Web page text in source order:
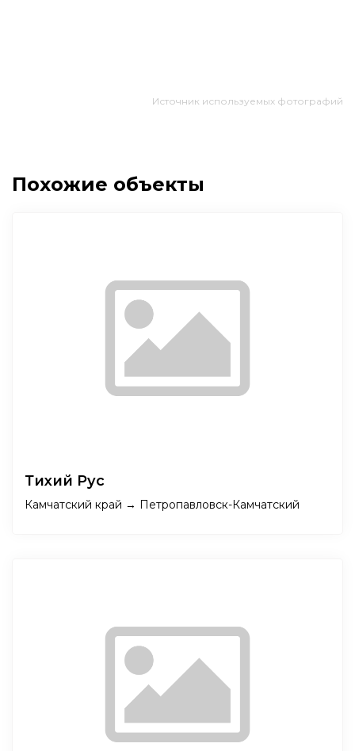
Источник используемых фотографий
Похожие объекты
Тихий Рус
Камчатский край → Петропавловск-Камчатский